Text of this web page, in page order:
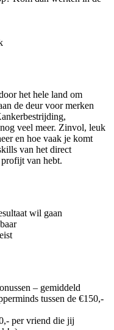
het hele land om
de deur voor merken
veel meer. Zinvol, leuk
en hoe vaak je komt
van het direct
van hebt.
wil gaan
– gemiddeld
tussen de €150,-
per vriend die jij